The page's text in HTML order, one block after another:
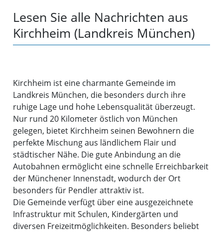
Lesen Sie alle Nachrichten aus
Kirchheim (Landkreis München)
Kirchheim ist eine charmante Gemeinde im
Landkreis München, die besonders durch ihre
ruhige Lage und hohe Lebensqualität überzeugt.
Nur rund 20 Kilometer östlich von München
gelegen, bietet Kirchheim seinen Bewohnern die
perfekte Mischung aus ländlichem Flair und
städtischer Nähe. Die gute Anbindung an die
Autobahnen ermöglicht eine schnelle Erreichbarkeit
der Münchener Innenstadt, wodurch der Ort
besonders für Pendler attraktiv ist.
Die Gemeinde verfügt über eine ausgezeichnete
Infrastruktur mit Schulen, Kindergärten und
diversen Freizeitmöglichkeiten. Besonders beliebt